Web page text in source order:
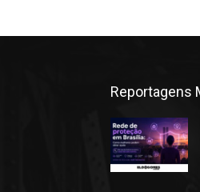
Reportagens